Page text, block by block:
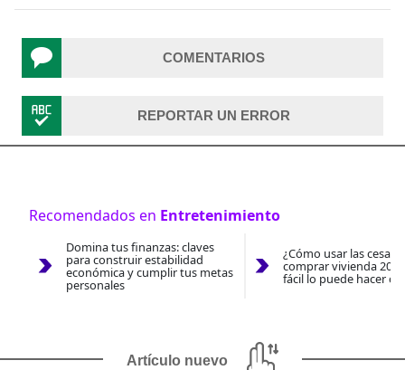
COMENTARIOS
REPORTAR UN ERROR
Recomendados en Entretenimiento
Domina tus finanzas: claves
para construir estabilidad
económica y cumplir tus metas
personales
¿Cómo usar las
comprar vivienda
fácil lo puede hacer
Artículo nuevo